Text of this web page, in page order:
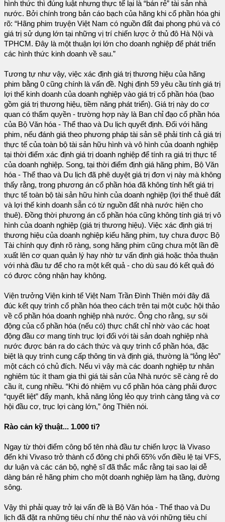
hình thức thì đúng luật nhưng thực tế lại là “bán rẻ” tài sản nhà
nước. Bởi chính trong bản cáo bạch của hãng khi cổ phần hóa ghi
rõ: “Hãng phim truyện Việt Nam có nguồn đất đai phong phú và có
giá trị sử dụng lớn tại những vị trí chiến lược ở thủ đô Hà Nội và
TPHCM. Đây là một thuận lợi lớn cho doanh nghiệp để phát triển
các hình thức kinh doanh về sau.”
Tương tự như vậy, việc xác định giá trị thương hiệu của hãng
phim bằng 0 cũng chính là vấn đề. Nghị định 59 yêu cầu tính giá trị
lợi thế kinh doanh của doanh nghiệp vào giá trị cổ phần hóa (bao
gồm giá trị thương hiệu, tiềm năng phát triển). Giá trị này do cơ
quan có thẩm quyền - trường hợp này là Ban chỉ đạo cổ phần hóa
của Bộ Văn hóa - Thể thao và Du lịch quyết định. Đối với hãng
phim, nếu đánh giá theo phương pháp tài sản sẽ phải tính cả giá trị
thực tế của toàn bộ tài sản hữu hình và vô hình của doanh nghiệp
tại thời điểm xác định giá trị doanh nghiệp để tính ra giá trị thực tế
của doanh nghiệp. Song, tại thời điểm định giá hãng phim, Bộ Văn
hóa - Thể thao và Du lịch đã phê duyệt giá trị đơn vị này mà không
thấy rằng, trong phương án cổ phần hóa đã không tính hết giá trị
thực tế toàn bộ tài sản hữu hình của doanh nghiệp (lợi thế thuê đất
và lợi thế kinh doanh sẵn có từ nguồn đất nhà nước hiện cho
thuê). Đồng thời phương án cổ phần hóa cũng không tính giá trị vô
hình của doanh nghiệp (giá trị thương hiệu). Việc xác định giá trị
thương hiệu của doanh nghiệp kiểu hãng phim, tuy chưa được Bộ
Tài chính quy định rõ ràng, song hãng phim cũng chưa một lần đề
xuất lên cơ quan quản lý hay nhờ tư vấn định giá hoặc thỏa thuận
với nhà đầu tư để cho ra một kết quả - cho dù sau đó kết quả đó
có được công nhận hay không.
Viện trưởng Viện kinh tế Việt Nam Trần Đình Thiên mới đây đã
đúc kết quy trình cổ phần hóa theo cách trên tại một cuộc hội thảo
về cổ phần hóa doanh nghiệp nhà nước. Ông cho rằng, sự sôi
động của cổ phần hóa (nếu có) thực chất chỉ nhờ vào các hoạt
động đầu cơ mang tính trục lợi đối với tài sản doah nghiệp nhà
nước được bán ra do cách thức và quy trình cổ phần hóa, đặc
biệt là quy trình cung cấp thông tin và định giá, thường là “lỏng lẻo”
một cách có chủ đích. Nếu vì vậy mà các doanh nghiệp tư nhân
nghiêm túc ít tham gia thì giá tài sản của Nhà nước sẽ càng rẻ do
cầu ít, cung nhiều. “Khi đó nhiệm vụ cổ phần hóa càng phải được
“quyết liệt” đẩy mạnh, khả năng lỏng lẻo quy trình càng tăng và cơ
hội đầu cơ, trục lợi càng lớn,” ông Thiên nói.
Rào cản kỹ thuật... 1.000 tỉ?
Ngay từ thời điểm công bố tên nhà đầu tư chiến lược là Vivaso
đến khi Vivaso trở thành cổ đông chi phối 65% vốn điều lệ tại VFS,
dư luận và các cán bộ, nghệ sĩ đã thắc mắc rằng tại sao lại dễ
dàng bán rẻ hãng phim cho một doanh nghiệp làm hạ tầng, đường
sông.
Vậy thì phải quay trở lại vấn đề là Bộ Văn hóa - Thể thao và Du
lịch đã đặt ra những tiêu chí như thế nào và với những tiêu chí